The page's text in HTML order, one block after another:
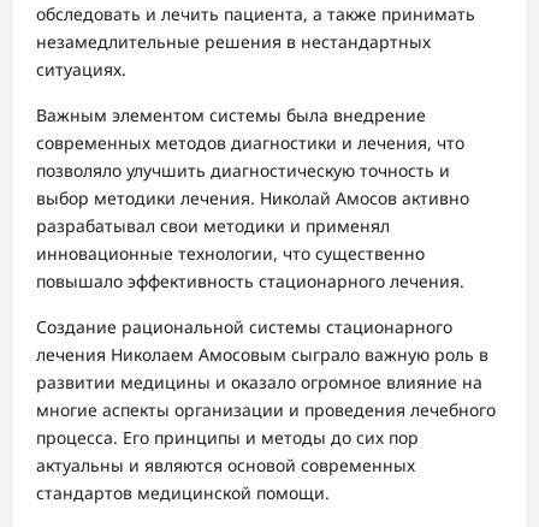
обследовать и лечить пациента, а также принимать
незамедлительные решения в нестандартных
ситуациях.
Важным элементом системы была внедрение
современных методов диагностики и лечения, что
позволяло улучшить диагностическую точность и
выбор методики лечения. Николай Амосов активно
разрабатывал свои методики и применял
инновационные технологии, что существенно
повышало эффективность стационарного лечения.
Создание рациональной системы стационарного
лечения Николаем Амосовым сыграло важную роль в
развитии медицины и оказало огромное влияние на
многие аспекты организации и проведения лечебного
процесса. Его принципы и методы до сих пор
актуальны и являются основой современных
стандартов медицинской помощи.